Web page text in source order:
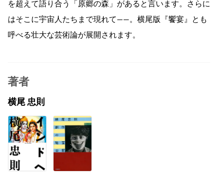
を超えて語り合う「原郷の森」があると言います。さらに
はそこに宇宙人たちまで現れて――。横尾版『饗宴』とも
呼べる壮大な芸術論が展開されます。
著者
横尾 忠則